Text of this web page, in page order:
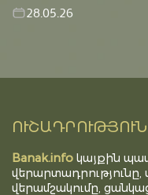
28.05.26
ՈՒՇԱԴՐՈՒԹՅՈՒՆ
Banak.info կայքին
վերամշակումը,